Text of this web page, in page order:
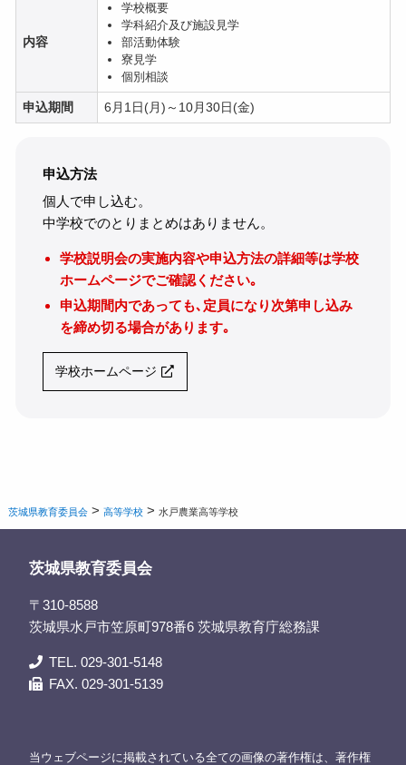
内容
学校概要
学科紹介及び施設見学
部活動体験
寮見学
個別相談
申込期間 6月1日(月)～10月30日(金)
申込方法
個人で申し込む。
中学校でのとりまとめはありません。
学校説明会の実施内容や申込方法の詳細等は学校
ホームページでご確認ください｡
申込期間内であっても､定員になり次第申し込み
を締め切る場合があります｡
学校ホームページ
茨城県教育委員会 >高等学校 >水戸農業高等学校
茨城県教育委員会
〒310-8588
茨城県水戸市笠原町978番6 茨城県教育庁総務課
TEL. 029-301-5148
FAX. 029-301-5139
当ウェブページに掲載されている全ての画像の著作権は、著作権